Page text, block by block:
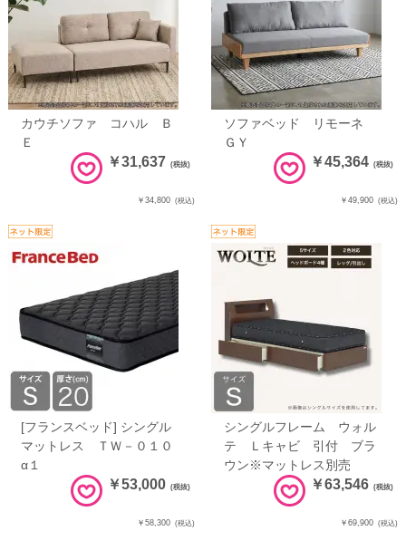
カウチソファ コハル Ｂ
Ｅ
￥31,637 (税抜)
￥34,800 (税込)
ソファベッド リモーネ
ＧＹ
￥45,364 (税抜)
￥49,900 (税込)
[フランスベッド] シングル
マットレス ＴＷ－０１０
α１
￥53,000 (税抜)
￥58,300 (税込)
シングルフレーム ウォル
テ Ｌキャビ 引付 ブラ
ウン※マットレス別売
￥63,546 (税抜)
￥69,900 (税込)